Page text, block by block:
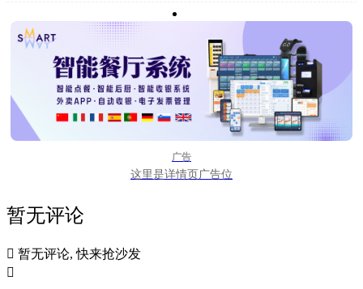
广告
这里是详情页广告位
暂无评论
 暂无评论, 快来抢沙发
